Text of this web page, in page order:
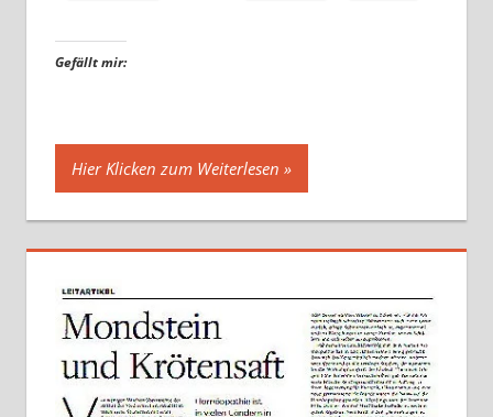
Gefällt mir:
Hier Klicken zum Weiterlesen